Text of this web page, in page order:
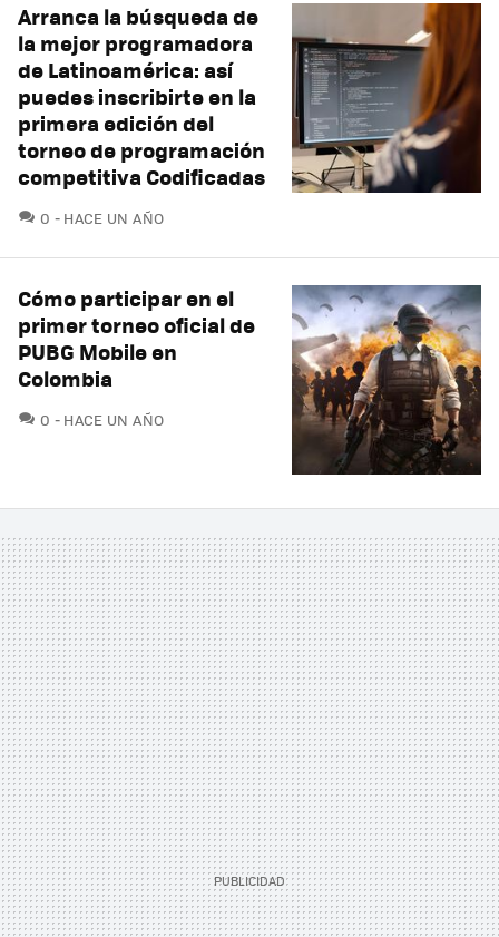
Arranca la búsqueda de
la mejor programadora
de Latinoamérica: así
puedes inscribirte en la
primera edición del
torneo de programación
competitiva Codificadas
0 COMENTARIOS
HACE UN AÑO
Cómo participar en el
primer torneo oficial de
PUBG Mobile en
Colombia
0 COMENTARIOS
HACE UN AÑO